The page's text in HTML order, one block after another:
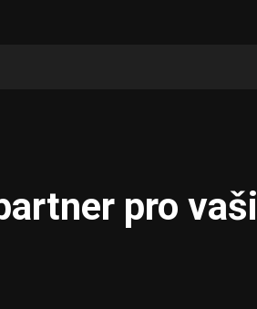
pro vaši